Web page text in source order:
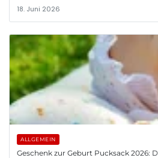
18. Juni 2026
ALLGEMEIN
Geschenk zur Geburt Pucksack 2026: